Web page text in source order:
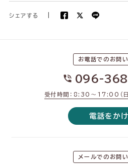
シェアする
お電話でのお問
096-
受付時間：8:30〜17:00（日
電話をか
メールでのお問